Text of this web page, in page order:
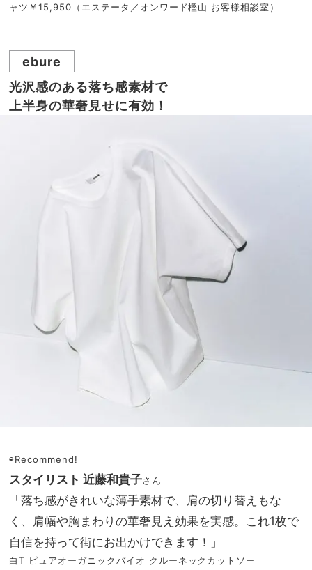
ャツ￥15,950（エステータ／オンワード樫山 お客様相談室）
ebure
光沢感のある落ち感素材で
上半身の華奢見せに有効！
◉Recommend!
スタイリスト 近藤和貴子さん
「落ち感がきれいな薄手素材で、肩の切り替えもな
く、肩幅や胸まわりの華奢見え効果を実感。これ1枚で
自信を持って街にお出かけできます！」
白T ピュアオーガニックバイオ クルーネックカットソー